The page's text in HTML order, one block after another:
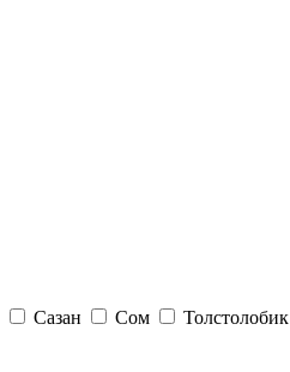
Сазан Сом Толстолобик